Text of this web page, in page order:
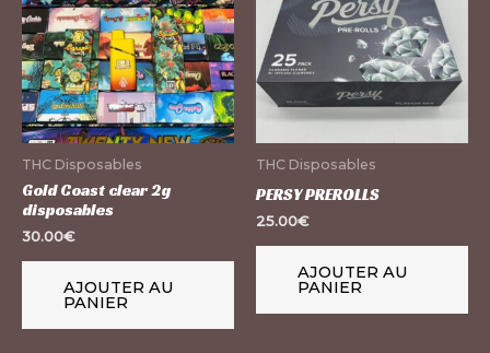
THC Disposables
Gold Coast clear 2g
disposables
30.00€
AJOUTER AU
PANIER
THC Disposables
PERSY PREROLLS
25.00€
AJOUTER AU
PANIER